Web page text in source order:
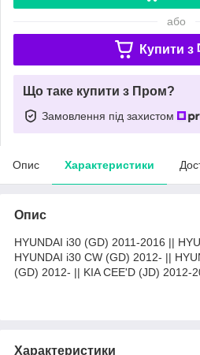
або
Купити з
Що таке купити з Пром?
Замовлення під захистом
Опис Характеристики
Опис
HYUNDAI i30 (GD) 2011-2016 ||
HYUNDAI i30 CW (GD) 2012- ||
(GD) 2012- || KIA CEE'D (JD) 2012-
Характеристики